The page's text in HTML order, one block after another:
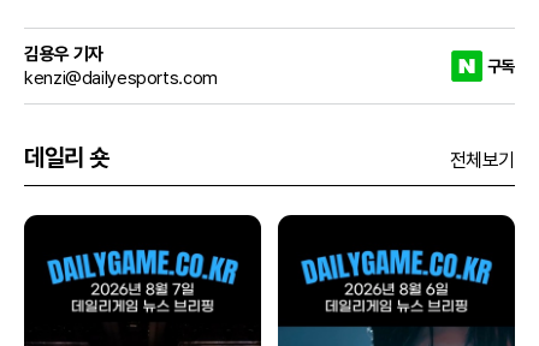
김용우 기자
kenzi@dailyesports.com
구독
데일리 숏 전체보기